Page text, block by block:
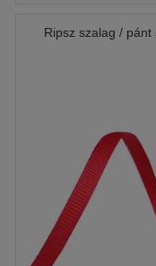
Ripsz szalag /